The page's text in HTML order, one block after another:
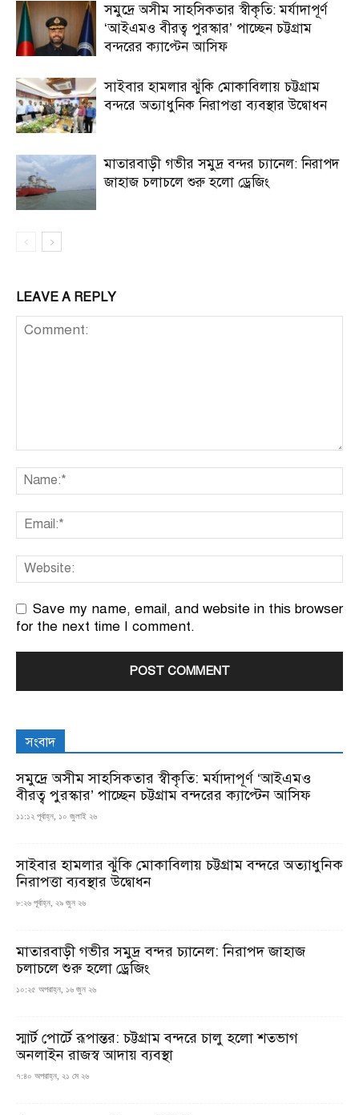
সমুদ্রে অসীম সাহসিকতার স্বীকৃতি: মর্যাদাপূর্ণ
‘আইএমও বীরত্ব পুরস্কার’ পাচ্ছেন চট্টগ্রাম
বন্দরের ক্যাপ্টেন আসিফ
সাইবার হামলার ঝুঁকি মোকাবিলায় চট্টগ্রাম
বন্দরে অত্যাধুনিক নিরাপত্তা ব্যবস্থার উদ্বোধন
মাতারবাড়ী গভীর সমুদ্র বন্দর চ্যানেল: নিরাপদ
জাহাজ চলাচলে শুরু হলো ড্রেজিং
LEAVE A REPLY
Save my name, email, and website in this browser
for the next time I comment.
সংবাদ
সমুদ্রে অসীম সাহসিকতার স্বীকৃতি: মর্যাদাপূর্ণ ‘আইএমও
বীরত্ব পুরস্কার’ পাচ্ছেন চট্টগ্রাম বন্দরের ক্যাপ্টেন আসিফ
১১:১২ পূর্বাহ্ন, ১০ জুলাই ২৬
সাইবার হামলার ঝুঁকি মোকাবিলায় চট্টগ্রাম বন্দরে অত্যাধুনিক
নিরাপত্তা ব্যবস্থার উদ্বোধন
৮:২৬ পূর্বাহ্ন, ২৯ জুন ২৬
মাতারবাড়ী গভীর সমুদ্র বন্দর চ্যানেল: নিরাপদ জাহাজ
চলাচলে শুরু হলো ড্রেজিং
১০:২৫ অপরাহ্ন, ১৬ জুন ২৬
স্মার্ট পোর্টে রূপান্তর: চট্টগ্রাম বন্দরে চালু হলো শতভাগ
অনলাইন রাজস্ব আদায় ব্যবস্থা
৭:৪০ অপরাহ্ন, ২১ মে ২৬